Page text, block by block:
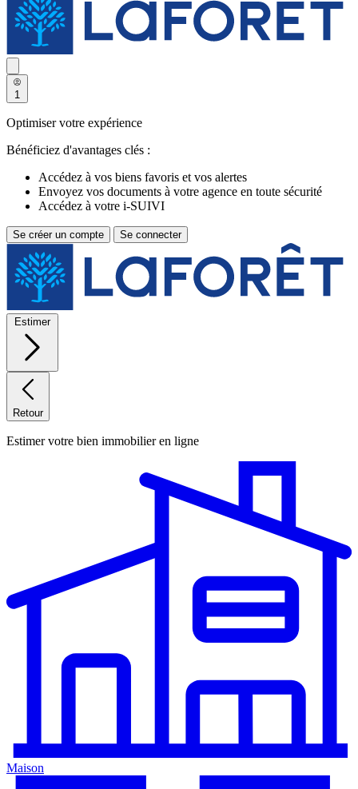
1
Optimiser votre expérience
Bénéficiez d'avantages clés :
Accédez à vos biens favoris et vos alertes
Envoyez vos documents à votre agence en toute sécurité
Accédez à votre i-SUIVI
Se créer un compte Se connecter
Estimer
Retour
Estimer votre bien immobilier en ligne
Maison